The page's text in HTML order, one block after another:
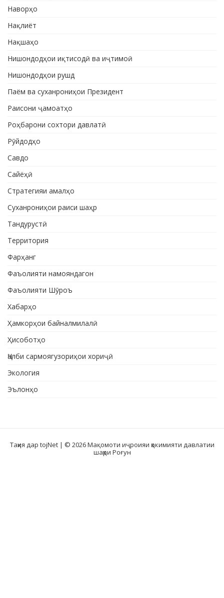
Наворҳо
Нақлиёт
Нақшаҳо
Нишондодҳои иқтисодӣ ва иҷтимоӣ
Нишондодҳои рушд
Паём ва суханрониҳои Президент
Раисони ҷамоатҳо
Роҳбарони сохтори давлатӣ
Рӯйдодҳо
Савдо
Сайёҳӣ
Стратегияи амалҳо
Суханрониҳои раиси шаҳр
Тандурустӣ
Территория
Фарҳанг
Фаъолияти намояндагон
Фаъолияти Шӯроъ
Хабарҳо
Ҳамкорҳои байналмилалӣ
Ҳисоботҳо
Ҷалби сармоягузориҳои хориҷӣ
Экология
Эълонҳо
Таҳия дар tojNet | © 2026 Мақомоти иҷроияи ҳокимияти давлатии
шаҳри Роғун